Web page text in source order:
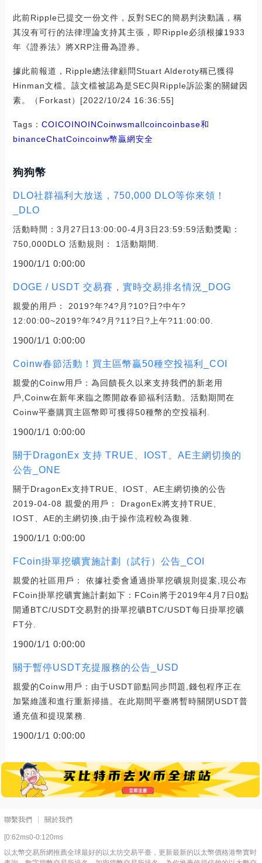
此前Ripple已提交一份文件，反對SEC的簡易判決動議，稱
其沒有可行的法律理論支持其主張，即Ripple必須根據1933
年《證券法》將XRP注冊為證券。
據此前報道，Ripple總法律顧問Stuart Alderoty稱已獲得
Hinman文檔。該文檔被認為是SEC與Ripple訴訟案的關鍵因
素。（Forkast）[2022/10/24 16:36:55]
Tags： COICOINOINCoinwsmallcoincoinbase和
binanceChatCoincoinw幣贏網安全
狗狗幣
DLO社群福利大放送，750,000 DLO等你來領！
_DLO
活動時間：3月27日13:00:00-4月3日23:59:59活動獎勵：
750,000DLO 活動規則： 1活動期間.
1900/1/1 0:00:00
DOGE / USDT 交易賽，實時交易排名情況_DOG
親愛的用戶： 2019?年?4?月?10?日?中午?
12:00:00~2019?年?4?月?11?日?上午?11:00:00.
1900/1/1 0:00:00
Coinw春節活動！買主區幣贏50種空投福利_COI
親愛的Coinw用戶：為回饋長久以來支持我們的新老用
戶,Coinw在新年來臨之際開啟春節福利活動。活動期間在
Coinw平臺購買主區幣即可獲得50種幣的空投福利.
1900/1/1 0:00:00
關于DragonEx 支持 TRUE、IOST、AE主網切換的
公告_ONE
關于DragonEx支持TRUE、IOST、AE主網切換的公告
2019-04-08 親愛的用戶： DragonEx將支持TRUE、
IOST、AE的主網切換,由于操作流程較為復雜.
1900/1/1 0:00:00
FCoin掛單挖礦實施計劃（試行）公告_COI
親愛的社區用戶： 依據社委會通過掛單挖礦規則提案,現公布
FCoin掛單挖礦實施計劃如下：FCoin將于2019年4月7日0點
開通BTC/USDT交易對的掛單挖礦BTC/USDT每日掛單挖礦
FT分.
1900/1/1 0:00:00
關于暫停USDT充提服務的公告_USD
親愛的Coinw用戶：由于USDT節點同步問題,錢包程序正在
加緊維護和進行重新掃描。在此期間平臺將暫時關閉USDT普
通充值和提現業務.
1900/1/1 0:00:00
聯繫我們 關於我們
[0:62ms0-0:120ms
以太幣交易所網推薦全球最好的以太坊交易平臺，更新最新的以太幣價格港幣實时